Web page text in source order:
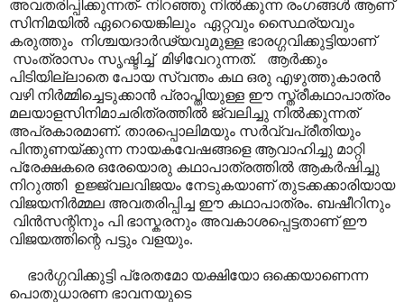
അവതരിപ്പിക്കുന്നത്- നിറഞ്ഞു നിൽക്കുന്ന രംഗങ്ങൾ ആണ്
സിനിമയിൽ ഏറെയെങ്കിലും ഏറ്റവും സ്ഥൈര്യവും
കരുത്തും നിശ്ചയദാർഢ്യവുമുള്ള ഭാരഗ്ഗവിക്കുട്ടിയാണ്
സംത്രാസം സൃഷ്ടിച്ച് മിഴിവേറുന്നത്. ആർക്കും
പിടിയില്ലാതെ പോയ സ്വന്തം കഥ ഒരു എഴുത്തുകാരൻ
വഴി നിർമ്മിച്ചെടുക്കാൻ പ്രാപ്തിയുള്ള ഈ സ്ത്രീകഥാപാത്രം
മലയാളസിനിമാചരിത്രത്തിൽ ജ്വലിച്ചു നിൽക്കുന്നത്
അപ്രകാരമാണ്. താരപ്പൊലിമയും സർവ്വപ്രീതിയും
പിന്തുണയ്ക്കുന്ന നായകവേഷങ്ങളെ ആവാഹിച്ചു മാറ്റി
പ്രേക്ഷകരെ ഒരേയൊരു കഥാപാത്രത്തിൽ ആകർഷിച്ചു
നിറുത്തി ഉജ്ജ്വലവിജയം നേടുകയാണ് തുടക്കക്കാരിയായ
വിജയനിർമ്മല അവതരിപ്പിച്ച ഈ കഥാപാത്രം. ബഷീറിനും
വിൻസന്റിനും പി ഭാസ്കരനും അവകാശപ്പെട്ടതാണ് ഈ
വിജയത്തിന്റെ പട്ടും വളയും.
ഭാർഗ്ഗവിക്കുട്ടി പ്രേതമോ യക്ഷിയോ ഒക്കെയാണെന്ന
പൊതുധാരണ ഭാവനയുടെ